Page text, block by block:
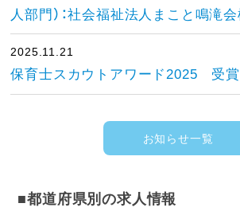
人部門）：社会福祉法人まこと鳴滝
2025.11.21
保育士スカウトアワード2025 受賞
お知らせ一覧
■都道府県別の求人情報